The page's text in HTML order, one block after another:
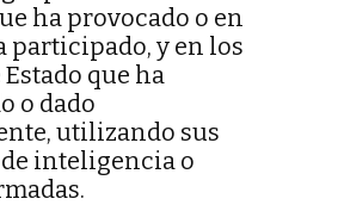
ha provocado o en
participado, y en los
que ha
o dado
utilizando sus
inteligencia o